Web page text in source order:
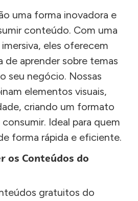
uma forma inovadora e
conteúdo. Com uma
eles oferecem
de aprender sobre temas
seu negócio. Nossas
elementos visuais,
criando um formato
Ideal para quem
forma rápida e eficiente.
os Conteúdos do
gratuitos do